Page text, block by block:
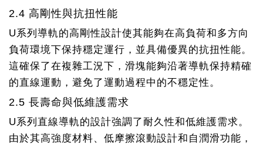
2.4 高剛性與抗扭性能
U系列導軌的高剛性設計使其能夠在高負荷和多方向
負荷環境下保持穩定運行，並具備優異的抗扭性能。
這確保了在複雜工況下，滑塊能夠沿著導軌保持精確
的直線運動，避免了運動過程中的不穩定性。
2.5 長壽命與低維護需求
U系列直線導軌的設計強調了耐久性和低維護需求。
由於其高強度材料、低摩擦滾動設計和自潤滑功能，